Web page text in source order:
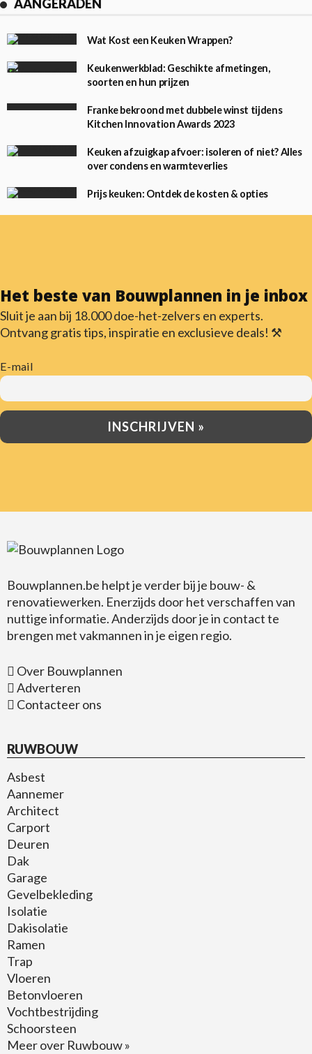
AANGERADEN
Wat Kost een Keuken Wrappen?
Keukenwerkblad: Geschikte afmetingen,
soorten en hun prijzen
Franke bekroond met dubbele winst tijdens
Kitchen Innovation Awards 2023
Keuken afzuigkap afvoer: isoleren of niet? Alles
over condens en warmteverlies
Prijs keuken: Ontdek de kosten & opties
Het beste van Bouwplannen in je inbox
Sluit je aan bij 18.000 doe-het-zelvers en experts.
Ontvang gratis tips, inspiratie en exclusieve deals! ⚒️
E-mail
Bouwplannen.be helpt je verder bij je bouw- &
renovatiewerken. Enerzijds door het verschaffen van
nuttige informatie. Anderzijds door je in contact te
brengen met vakmannen in je eigen regio.
Over Bouwplannen
Adverteren
Contacteer ons
RUWBOUW
Asbest
Aannemer
Architect
Carport
Deuren
Dak
Garage
Gevelbekleding
Isolatie
Dakisolatie
Ramen
Trap
Vloeren
Betonvloeren
Vochtbestrijding
Schoorsteen
Meer over Ruwbouw »